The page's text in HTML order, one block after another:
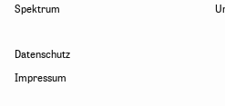
Spektrum
Datenschutz
Impressum